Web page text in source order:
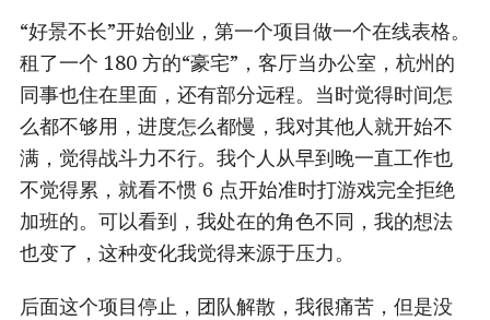
“好景不长”开始创业，第一个项目做一个在线表格。
租了一个 180 方的“豪宅”，客厅当办公室，杭州的
同事也住在里面，还有部分远程。当时觉得时间怎
么都不够用，进度怎么都慢，我对其他人就开始不
满，觉得战斗力不行。我个人从早到晚一直工作也
不觉得累，就看不惯 6 点开始准时打游戏完全拒绝
加班的。可以看到，我处在的角色不同，我的想法
也变了，这种变化我觉得来源于压力。
后面这个项目停止，团队解散，我很痛苦，但是没